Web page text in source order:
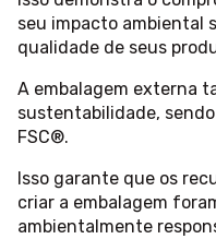
seu impacto ambiental
qualidade de seus
A embalagem externa
sustentabilidade,
FSC®.
Isso garante que os
criar a embalagem
ambientalmente